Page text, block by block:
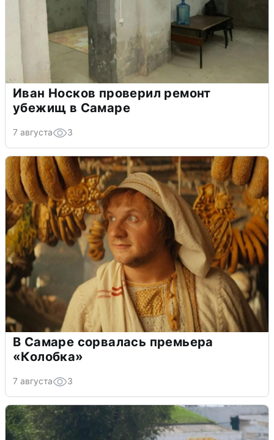
Иван Носков проверил ремонт
убежищ в Самаре
7 августа 3
В Самаре сорвалась премьера
«Колобка»
7 августа 3